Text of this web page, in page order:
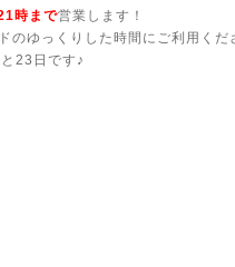
時まで営業します！
のゆっくりした時間にご利用くだ
23日です♪